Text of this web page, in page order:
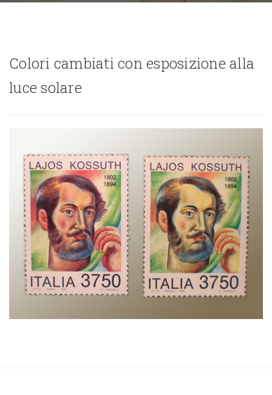
Colori cambiati con esposizione alla
luce solare